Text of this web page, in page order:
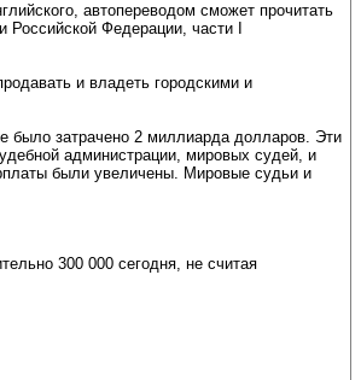
автопереводом сможет прочитать
Федерации, части I
и владеть городскими и
было затрачено 2 миллиарда долларов. Эти
администрации, мировых судей, и
были увеличены. Мировые судьи и
300 000 сегодня, не считая